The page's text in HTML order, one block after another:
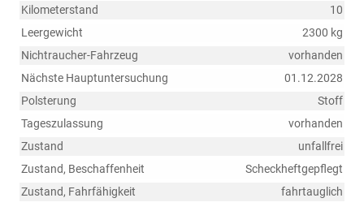
Kilometerstand
10
Leergewicht
2300 kg
Nichtraucher-Fahrzeug
vorhanden
Nächste Hauptuntersuchung
01.12.2028
Polsterung
Stoff
Tageszulassung
vorhanden
Zustand
unfallfrei
Zustand, Beschaffenheit
Scheckheftgepflegt
Zustand, Fahrfähigkeit
fahrtauglich